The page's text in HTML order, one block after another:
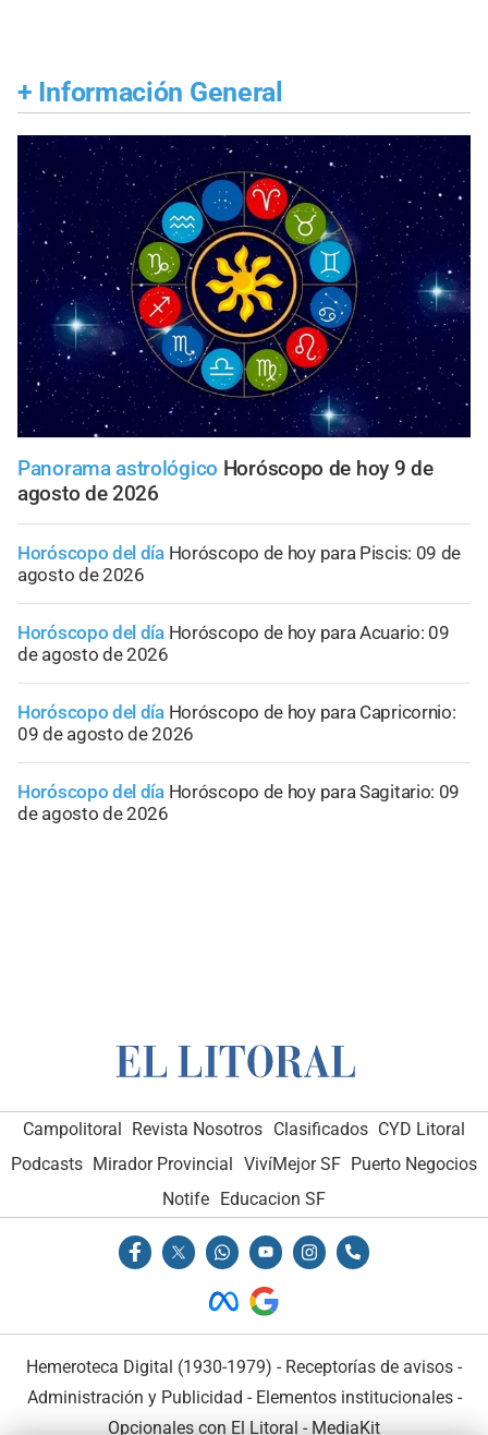
+ Información General
Panorama astrológico Horóscopo de hoy 9 de
agosto de 2026
Horóscopo del día Horóscopo de hoy para Piscis: 09 de
agosto de 2026
Horóscopo del día Horóscopo de hoy para Acuario: 09
de agosto de 2026
Horóscopo del día Horóscopo de hoy para Capricornio:
09 de agosto de 2026
Horóscopo del día Horóscopo de hoy para Sagitario: 09
de agosto de 2026
Campolitoral Revista Nosotros Clasificados CYD Litoral
Podcasts Mirador Provincial VivíMejor SF Puerto Negocios
Notife
Educacion SF
Hemeroteca Digital (1930-1979) - Receptorías de avisos -
Administración y Publicidad - Elementos institucionales-
Opcionales con El Litoral - MediaKit